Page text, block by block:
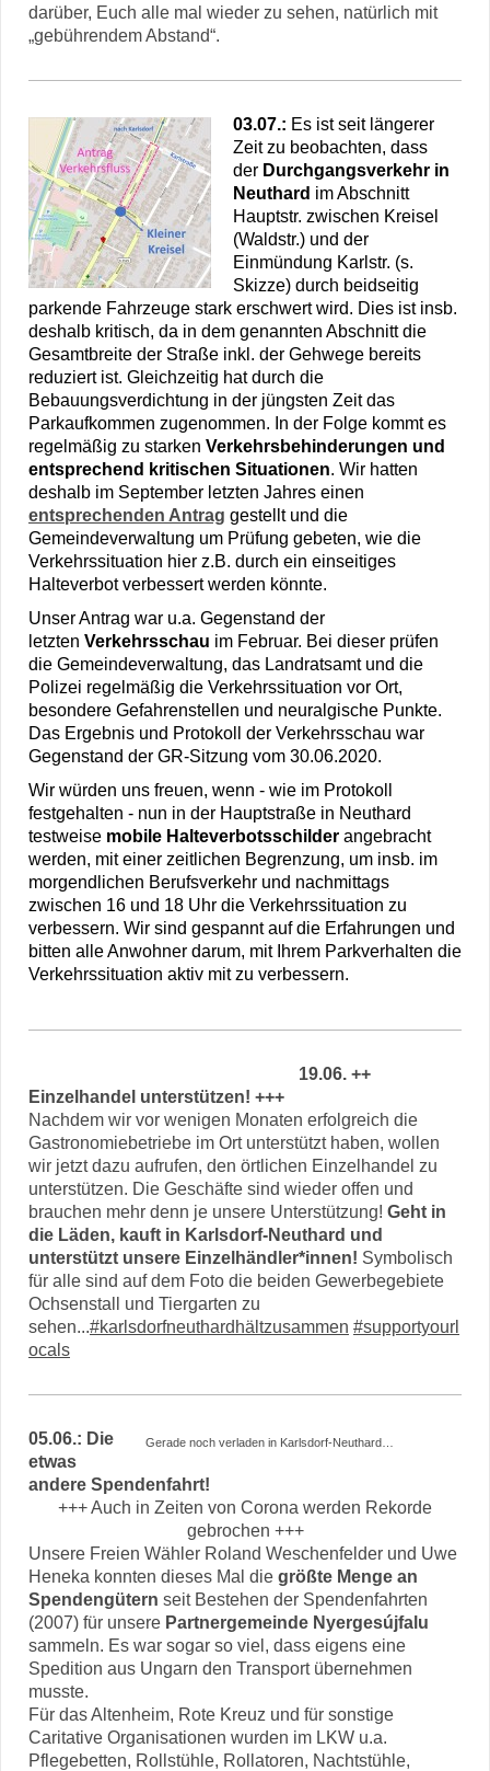
darüber, Euch alle mal wieder zu sehen, natürlich mit
„gebührendem Abstand“.
03.07.: Es ist seit längerer
Zeit zu beobachten, dass
der Durchgangsverkehr in
Neuthard im Abschnitt
Hauptstr. zwischen Kreisel
(Waldstr.) und der
Einmündung Karlstr. (s.
Skizze) durch beidseitig
parkende Fahrzeuge stark erschwert wird. Dies ist insb.
deshalb kritisch, da in dem genannten Abschnitt die
Gesamtbreite der Straße inkl. der Gehwege bereits
reduziert ist. Gleichzeitig hat durch die
Bebauungsverdichtung in der jüngsten Zeit das
Parkaufkommen zugenommen. In der Folge kommt es
regelmäßig zu starken Verkehrsbehinderungen und
entsprechend kritischen Situationen. Wir hatten
deshalb im September letzten Jahres einen
entsprechenden Antrag gestellt und die
Gemeindeverwaltung um Prüfung gebeten, wie die
Verkehrssituation hier z.B. durch ein einseitiges
Halteverbot verbessert werden könnte.
Unser Antrag war u.a. Gegenstand der
letzten Verkehrsschau im Februar. Bei dieser prüfen
die Gemeindeverwaltung, das Landratsamt und die
Polizei regelmäßig die Verkehrssituation vor Ort,
besondere Gefahrenstellen und neuralgische Punkte.
Das Ergebnis und Protokoll der Verkehrsschau war
Gegenstand der GR-Sitzung vom 30.06.2020.
Wir würden uns freuen, wenn - wie im Protokoll
festgehalten - nun in der Hauptstraße in Neuthard
testweise mobile Halteverbotsschilder angebracht
werden, mit einer zeitlichen Begrenzung, um insb. im
morgendlichen Berufsverkehr und nachmittags
zwischen 16 und 18 Uhr die Verkehrssituation zu
verbessern. Wir sind gespannt auf die Erfahrungen und
bitten alle Anwohner darum, mit Ihrem Parkverhalten die
Verkehrssituation aktiv mit zu verbessern.
19.06. ++
Einzelhandel unterstützen! +++
Nachdem wir vor wenigen Monaten erfolgreich die
Gastronomiebetriebe im Ort unterstützt haben, wollen
wir jetzt dazu aufrufen, den örtlichen Einzelhandel zu
unterstützen. Die Geschäfte sind wieder offen und
brauchen mehr denn je unsere Unterstützung! Geht in
die Läden, kauft in Karlsdorf-Neuthard und
unterstützt unsere Einzelhändler*innen! Symbolisch
für alle sind auf dem Foto die beiden Gewerbegebiete
Ochsenstall und Tiergarten zu
sehen...#karlsdorfneuthardhältzusammen #supportyourl
ocals
Gerade noch verladen in Karlsdorf-Neuthard…
05.06.: Die
etwas
andere Spendenfahrt!
+++ Auch in Zeiten von Corona werden Rekorde
gebrochen +++
Unsere Freien Wähler Roland Weschenfelder und Uwe
Heneka konnten dieses Mal die größte Menge an
Spendengütern seit Bestehen der Spendenfahrten
(2007) für unsere Partnergemeinde Nyergesújfalu
sammeln. Es war sogar so viel, dass eigens eine
Spedition aus Ungarn den Transport übernehmen
musste.
Für das Altenheim, Rote Kreuz und für sonstige
Caritative Organisationen wurden im LKW u.a.
Pflegebetten, Rollstühle, Rollatoren, Nachtstühle,